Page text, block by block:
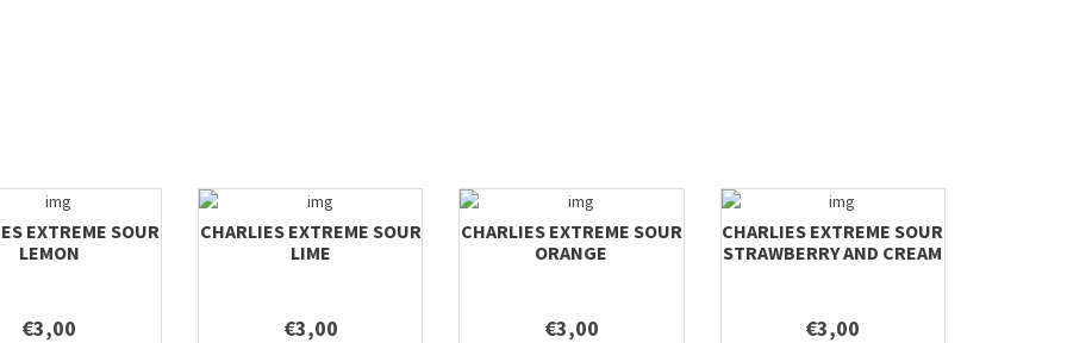
EXTREME SOUR
LEMON
€3,00
CHARLIES EXTREME SOUR
LIME
€3,00
CHARLIES EXTREME SOUR
ORANGE
€3,00
CHARLIES EXTREME SOUR
STRAWBERRY AND CREAM
€3,00